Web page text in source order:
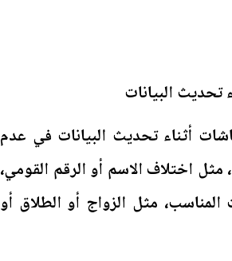
تحديث البيانات
أثناء تحديث البيانات في عدم
اختلاف الاسم أو الرقم القومي،
مثل الزواج أو الطلاق أو